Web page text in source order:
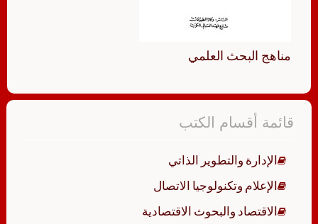
مناهج البحث العلمي
قائمة أقسام الكتب
الإدارة والتطوير الذاتي
الإعلام وتكنولوجيا الاتصال
الاقتصاد والبحوث الاقتصادية